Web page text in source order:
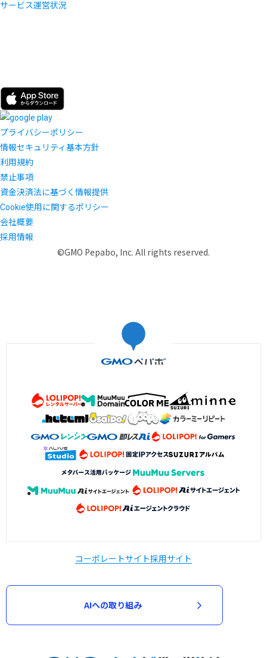
サービス運営状況
プライバシーポリシー
情報セキュリティ基本方針
利用規約
禁止事項
資金決済法に基づく情報提供
Cookie使用に関するポリシー
会社概要
採用情報
©GMO Pepabo, Inc. All rights reserved.
コーポレートサイト採用サイト
AIへの取り組み